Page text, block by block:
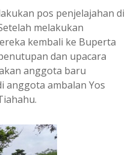
pos penjelajahan di
melakukan
kembali ke Buperta
dan upacara
anggota baru
anggota ambalan Yos